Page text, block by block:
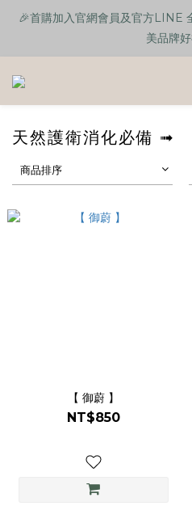
🎉首購加入官網會員及官方LINE
美品牌
🎉首購加入官網會員及官方LINE
美品牌
【任選單品3樣】贈送 品牌馬卡龍
🎉首購加入官網會員及官方LINE
天然護衛消化必備 ➟
商品排序
【 御蔚 】
NT$850